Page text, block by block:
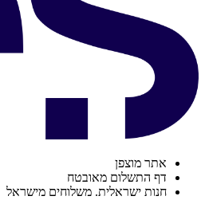
אתר מוצפן
דף התשלום מאובטח
חנות ישראלית. משלוחים מישראל